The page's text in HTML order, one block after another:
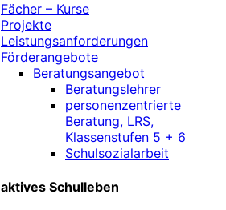
Fächer – Kurse
Projekte
Leistungsanforderungen
Förderangebote
Beratungsangebot
Beratungslehrer
personenzentrierte
Beratung, LRS,
Klassenstufen 5 + 6
Schulsozialarbeit
aktives Schulleben